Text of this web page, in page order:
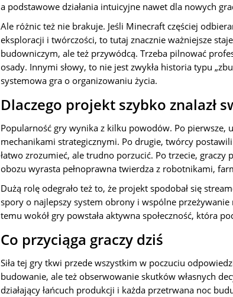
a podstawowe działania intuicyjne nawet dla nowych
Ale różnic też nie brakuje. Jeśli Minecraft częściej
eksploracji i twórczości, to tutaj znacznie ważniejsze
budowniczym, ale też przywódcą. Trzeba pilnować
osady. Innymi słowy, to nie jest zwykła historia typu
systemowa gra o organizowaniu życia.
Dlaczego projekt szybko znalazł
Popularność gry wynika z kilku powodów. Po pierwsze,
mechanikami strategicznymi. Po drugie, twórcy
łatwo zrozumieć, ale trudno porzucić. Po trzecie, graczy
obozu wyrasta pełnoprawna twierdza z robotnikami,
Dużą rolę odegrało też to, że projekt spodobał się
spory o najlepszy system obrony i wspólne przeżywanie
temu wokół gry powstała aktywna społeczność, która
Co przyciąga graczy dziś
Siła tej gry tkwi przede wszystkim w poczuciu
budowanie, ale też obserwowanie skutków własnych
działający łańcuch produkcji i każda przetrwana noc